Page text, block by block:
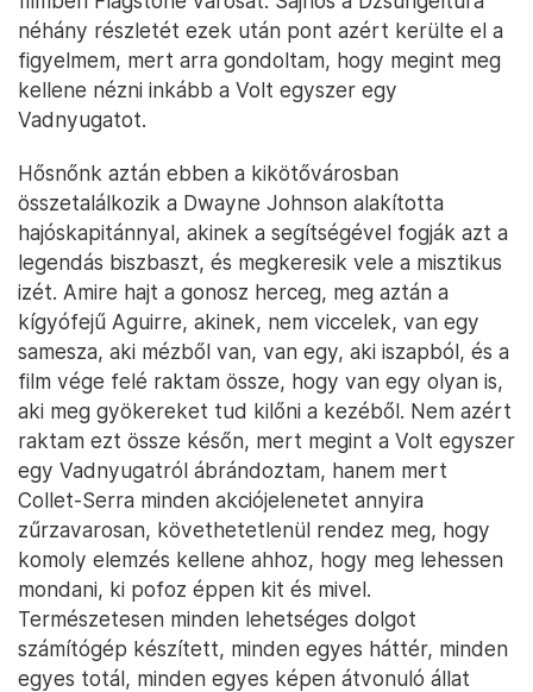
néhány részletét ezek után pont azért kerülte el a
figyelmem, mert arra gondoltam, hogy megint meg
kellene nézni inkább a Volt egyszer egy
Vadnyugatot.
Hősnőnk aztán ebben a kikötővárosban
összetalálkozik a Dwayne Johnson alakította
hajóskapitánnyal, akinek a segítségével fogják azt a
legendás biszbaszt, és megkeresik vele a misztikus
izét. Amire hajt a gonosz herceg, meg aztán a
kígyófejű Aguirre, akinek, nem viccelek, van egy
samesza, aki mézből van, van egy, aki iszapból, és a
film vége felé raktam össze, hogy van egy olyan is,
aki meg gyökereket tud kilőni a kezéből. Nem azért
raktam ezt össze későn, mert megint a Volt egyszer
egy Vadnyugatról ábrándoztam, hanem mert
Collet-Serra minden akciójelenetet annyira
zűrzavarosan, követhetetlenül rendez meg, hogy
komoly elemzés kellene ahhoz, hogy meg lehessen
mondani, ki pofoz éppen kit és mivel.
Természetesen minden lehetséges dolgot
számítógép készített, minden egyes háttér, minden
egyes totál, minden egyes képen átvonuló állat